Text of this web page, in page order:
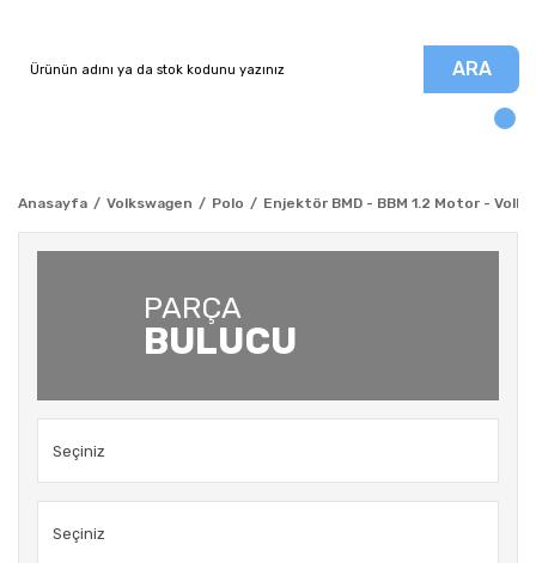
ARA
Anasayfa Volkswagen Polo Enjektör BMD - BBM 1.2 Motor -
PARÇA
BULUCU